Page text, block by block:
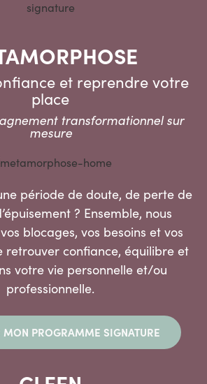
et reprendre votre
place
transformationnel sur
mesure
période de doute, de perte de
? Ensemble, nous
blocages, vos besoins et vos
retrouver confiance, équilibre et
votre vie personnelle et/ou
professionnelle.
MON PROGRAMME SIGNATURE